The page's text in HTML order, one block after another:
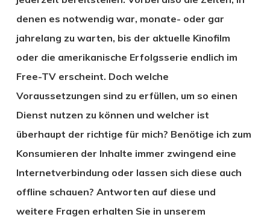
denen es notwendig war, monate- oder gar
jahrelang zu warten, bis der aktuelle Kinofilm
oder die amerikanische Erfolgsserie endlich im
Free-TV erscheint. Doch welche
Voraussetzungen sind zu erfüllen, um so einen
Dienst nutzen zu können und welcher ist
überhaupt der richtige für mich? Benötige ich zum
Konsumieren der Inhalte immer zwingend eine
Internetverbindung oder lassen sich diese auch
offline schauen? Antworten auf diese und
weitere Fragen erhalten Sie in unserem